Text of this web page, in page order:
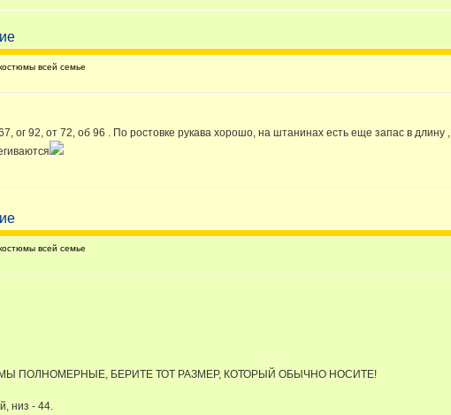
всей семье
ог 92, от 72, об 96 . По ростовке рукава хорошо, на штанинах есть еще запас в
всей семье
ПОЛНОМЕРНЫЕ, БЕРИТЕ ТОТ РАЗМЕР, КОТОРЫЙ ОБЫЧНО НОСИТЕ!
низ - 44.